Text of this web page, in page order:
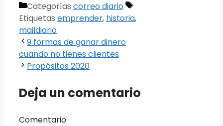
Categorías correo diario
Etiquetas emprender, historia,
maildiario
9 formas de ganar dinero
cuando no tienes clientes
Propósitos 2020
Deja un comentario
Comentario